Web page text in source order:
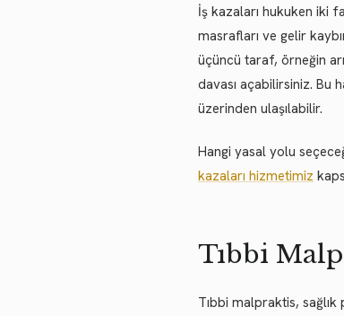
İş kazaları hukuken iki
masrafları ve gelir
üçüncü taraf, örneğin
davası açabilirsiniz. Bu
üzerinden ulaşılabilir.
Hangi yasal yolu
kazaları hizmetimiz
Tıbbi
Tıbbi malpraktis,